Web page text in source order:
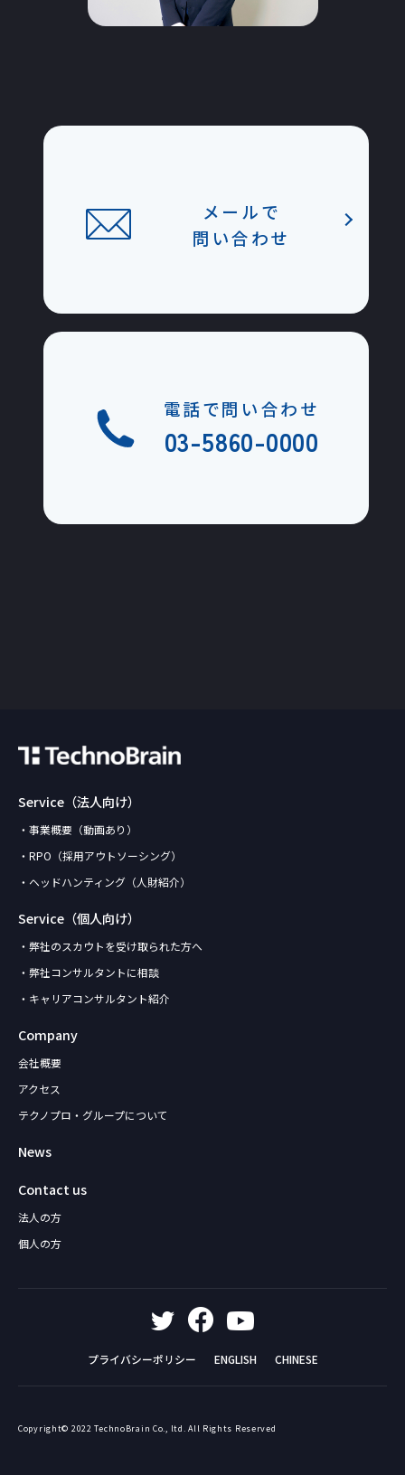
メールで
問い合わせ
電話で問い合わせ
03-5860-0000
Service（法人向け）
・事業概要（動画あり）
・RPO（採用アウトソーシング）
・ヘッドハンティング（人財紹介）
Service（個人向け）
・弊社のスカウトを受け取られた方へ
・弊社コンサルタントに相談
・キャリアコンサルタント紹介
Company
会社概要
アクセス
テクノプロ・グループについて
News
Contact us
法人の方
個人の方
プライバシーポリシー ENGLISH CHINESE
Copyright© 2022 TechnoBrain Co., ltd. All Rights Reserved